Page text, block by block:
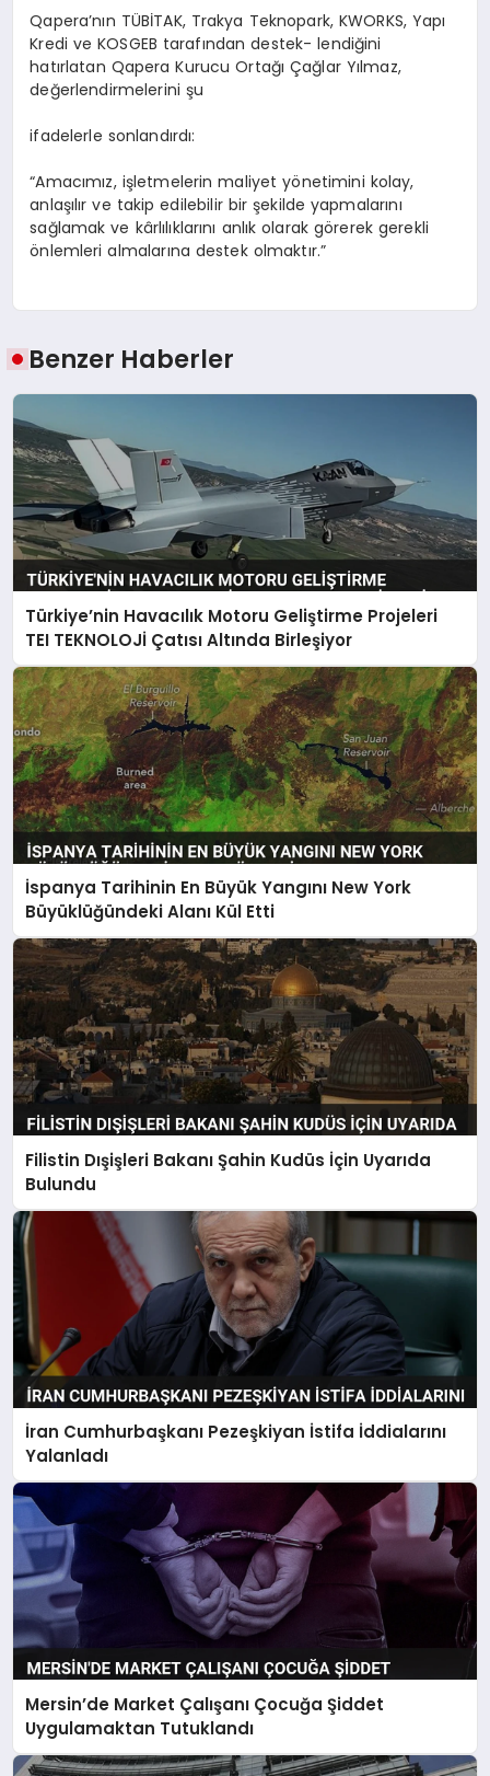
Qapera’nın TÜBİTAK, Trakya Teknopark, KWORKS, Yapı
Kredi ve KOSGEB tarafından destek- lendiğini
hatırlatan Qapera Kurucu Ortağı Çağlar Yılmaz,
değerlendirmelerini şu
ifadelerle sonlandırdı:
“Amacımız, işletmelerin maliyet yönetimini kolay,
anlaşılır ve takip edilebilir bir şekilde yapmalarını
sağlamak ve kârlılıklarını anlık olarak görerek gerekli
önlemleri almalarına destek olmaktır.”
Benzer Haberler
Türkiye’nin Havacılık Motoru Geliştirme Projeleri
TEI TEKNOLOJİ Çatısı Altında Birleşiyor
İspanya Tarihinin En Büyük Yangını New York
Büyüklüğündeki Alanı Kül Etti
Filistin Dışişleri Bakanı Şahin Kudüs İçin Uyarıda
Bulundu
İran Cumhurbaşkanı Pezeşkiyan İstifa İddialarını
Yalanladı
Mersin’de Market Çalışanı Çocuğa Şiddet
Uygulamaktan Tutuklandı